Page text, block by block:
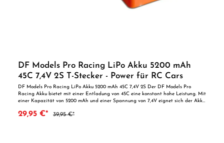
DF Models Pro Racing LiPo Akku 5200 mAh
45C 7,4V 2S T-Stecker - Power für RC Cars
DF Models Pro Racing LiPo Akku 5200 mAh 45C 7,4V 2S Der DF Models Pro
Racing Akku bietet mit einer Entladung von 45C eine konstant hohe Leistung. Mit
einer Kapazität von 5200 mAh und einer Spannung von 7,4V eignet sich der Akku
Hohe Entladungsrate von 45C: Ideal für anspruchsvolle RC-Anwendungen.
29,95 €* 39,95 €*